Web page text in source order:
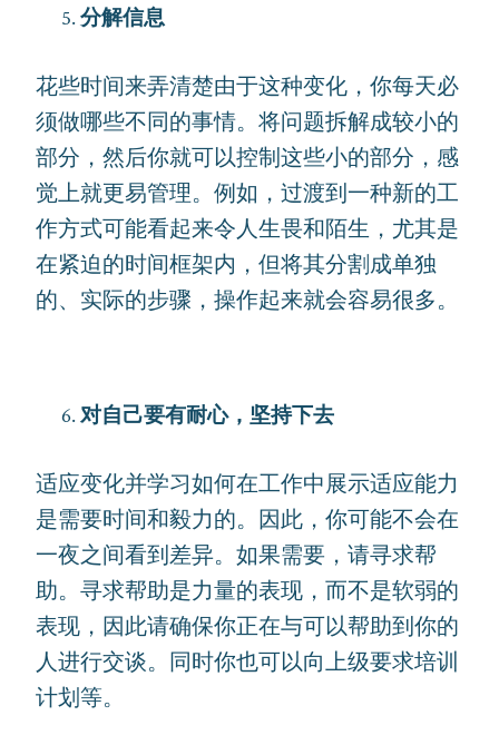
分解信息
花些时间来弄清楚由于这种变化，你每天必
须做哪些不同的事情。将问题拆解成较小的
部分，然后你就可以控制这些小的部分，感
觉上就更易管理。例如，过渡到一种新的工
作方式可能看起来令人生畏和陌生，尤其是
在紧迫的时间框架内，但将其分割成单独
的、实际的步骤，操作起来就会容易很多。
对自己要有耐心，坚持下去
适应变化并学习如何在工作中展示适应能力
是需要时间和毅力的。因此，你可能不会在
一夜之间看到差异。如果需要，请寻求帮
助。寻求帮助是力量的表现，而不是软弱的
表现，因此请确保你正在与可以帮助到你的
人进行交谈。同时你也可以向上级要求培训
计划等。